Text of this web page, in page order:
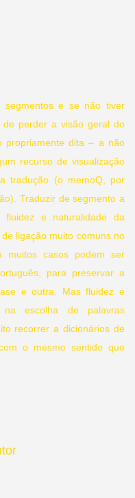
segmentos e se não tiver
de perder a visão geral do
propriamente dita – a não
recurso de visualização
tradução (o memoQ, por
Traduzir de segmento a
e naturalidade da
ligação muito comuns no
casos podem ser
para preservar a
e outra. Mas fluidez e
na escolha de palavras
recorrer a dicionários de
o mesmo sentido que